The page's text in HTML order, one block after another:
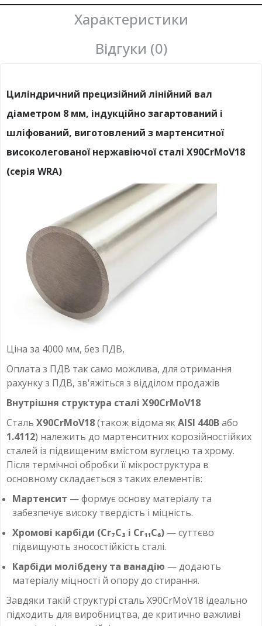
Характеристики
Відгуки (0)
Циліндричний прецизійний лінійний вал
діаметром 8 мм, індукційно загартований і
шліфований, виготовлений з мартенситної
високолегованої нержавіючої сталі X90CrMoV18
(серія WRA)
Ціна за 4000 мм, без ПДВ,
Оплата з ПДВ так само можлива, для отримання
рахунку з ПДВ, зв'яжіться з відділом продажів
Внутрішня структура сталі X90CrMoV18
Сталь X90CrMoV18(також відома як AISI 440Bабо
1.4112) належить до мартенситних корозійностійких
сталей із підвищеним вмістом вуглецю та хрому.
Після термічної обробки її мікроструктура в
основному складається з таких елементів:
Мартенсит — формує основу матеріалу та
забезпечує високу твердість і міцність.
Хромові карбіди (Cr₇C₃ і Cr₁₁C₆) — суттєво
підвищують зносостійкість сталі.
Карбіди молібдену та ванадію — додають
матеріалу міцності й опору до стирання.
Завдяки такій структурі сталь X90CrMoV18 ідеально
підходить для виробництва, де критично важливі